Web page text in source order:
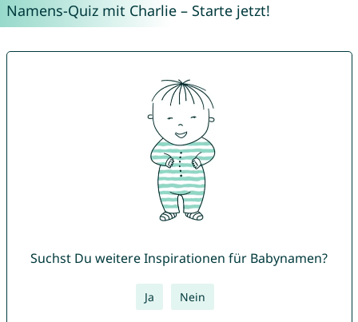
Namens-Quiz mit Charlie – Starte jetzt!
Suchst Du weitere Inspirationen für Babynamen?
Ja Nein